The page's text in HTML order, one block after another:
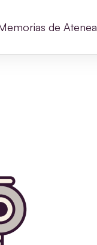
de Atenea